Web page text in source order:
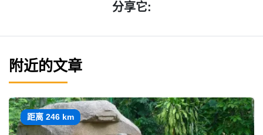
分享它:
附近的文章
距离 246 km